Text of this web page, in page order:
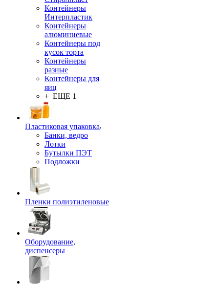
Контейнеры
Интерпластик
Контейнеры
алюминиевые
Контейнеры под
кусок торта
Контейнеры
разные
Контейнеры для
яиц
+ ЕЩЕ 1
Пластиковая упаковка
Банки, ведро
Лотки
Бутылки ПЭТ
Подложки
Пленки полиэтиленовые
Оборудование,
диспенсеры